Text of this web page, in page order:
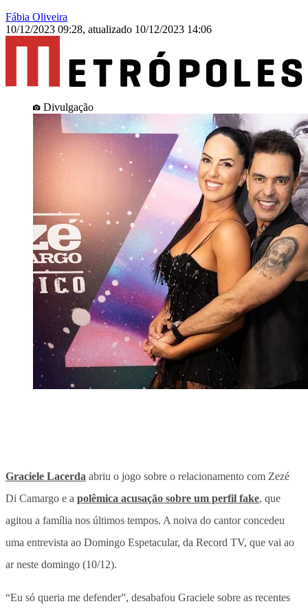
Fábia Oliveira
10/12/2023 09:28, atualizado 10/12/2023 14:06
Divulgação
Graciele Lacerda abriu o jogo sobre o relacionamento com Zezé
Di Camargo e a polêmica acusação sobre um perfil fake, que
agitou a família nos últimos tempos. A noiva do cantor concedeu
uma entrevista ao Domingo Espetacular, da Record TV, que vai ao
ar neste domingo (10/12).
“Eu só queria me defender”, desabafou Graciele sobre as recentes